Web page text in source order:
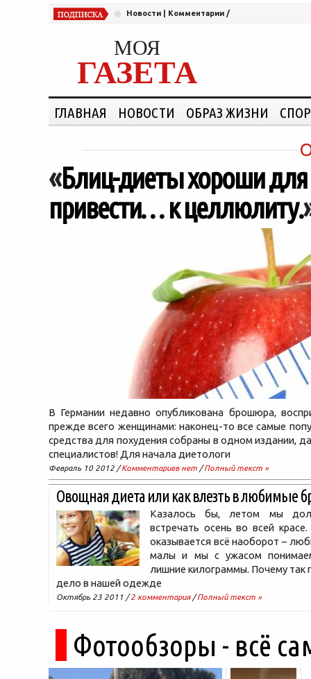
Новости Комментарии /
МОЯ
ГАЗЕТА
ГЛАВНАЯ НОВОСТИ ОБРАЗ ЖИЗНИ
«Блиц-диеты хороши
привести… к целлюлиту.
В Германии недавно опубликована брошюра,
прежде всего женщинами: наконец-то все самые
средства для похудения собраны в одном издании,
специалистов! Для начала диетологи
Февраль 10 2012 /Комментариев нет /Полный текст »
Овощная диета или как влезть в любимые
Казалось бы, летом мы
встречать осень во всей
оказывается всё наоборот –
малы и мы с ужасом
лишние килограммы. Почему так
дело в нашей одежде
Октябрь 23 2011 /2 комментария/Полный текст »
Фотообзоры - всё